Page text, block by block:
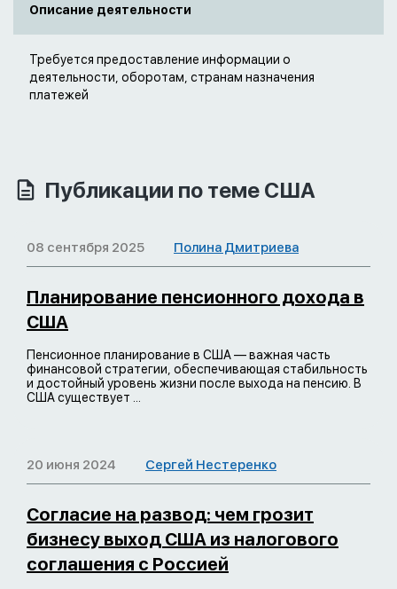
Описание деятельности
Требуется предоставление информации о
деятельности, оборотам, странам назначения
платежей
Публикации по теме США
08 сентября 2025 Полина Дмитриева
Планирование пенсионного дохода в
США
Пенсионное планирование в США — важная часть
финансовой стратегии, обеспечивающая стабильность
и достойный уровень жизни после выхода на пенсию. В
США существует ...
20 июня 2024 Сергей Нестеренко
Согласие на развод: чем грозит
бизнесу выход США из налогового
соглашения с Россией